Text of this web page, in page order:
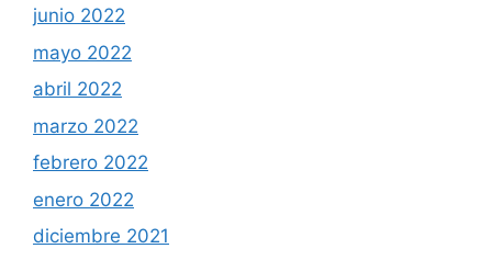
junio 2022
mayo 2022
abril 2022
marzo 2022
febrero 2022
enero 2022
diciembre 2021